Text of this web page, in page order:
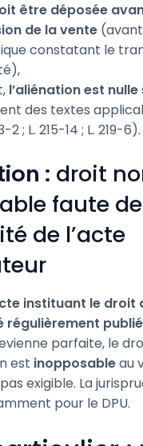
être déposée
de la vente
constatant le
l’aliénation est nulle
des textes
2 ; L. 215-14 ; L. 219-6).
: droit
faute de
de l’acte
instituant le droit
régulièrement publié
parfaite, le
est inopposableau
exigible. La
pour le DPU.